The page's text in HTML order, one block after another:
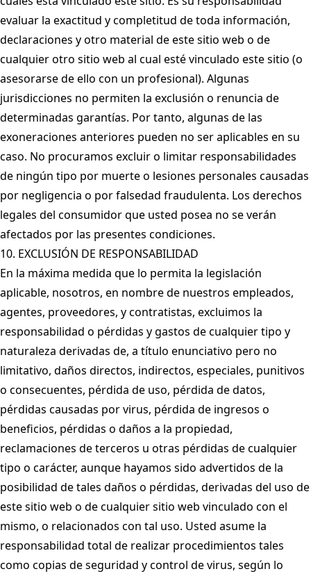
evaluar la exactitud y completitud de toda información,
declaraciones y otro material de este sitio web o de
cualquier otro sitio web al cual esté vinculado este sitio (o
asesorarse de ello con un profesional). Algunas
jurisdicciones no permiten la exclusión o renuncia de
determinadas garantías. Por tanto, algunas de las
exoneraciones anteriores pueden no ser aplicables en su
caso. No procuramos excluir o limitar responsabilidades
de ningún tipo por muerte o lesiones personales causadas
por negligencia o por falsedad fraudulenta. Los derechos
legales del consumidor que usted posea no se verán
afectados por las presentes condiciones.
10. EXCLUSIÓN DE RESPONSABILIDAD
En la máxima medida que lo permita la legislación
aplicable, nosotros, en nombre de nuestros empleados,
agentes, proveedores, y contratistas, excluimos la
responsabilidad o pérdidas y gastos de cualquier tipo y
naturaleza derivadas de, a título enunciativo pero no
limitativo, daños directos, indirectos, especiales, punitivos
o consecuentes, pérdida de uso, pérdida de datos,
pérdidas causadas por virus, pérdida de ingresos o
beneficios, pérdidas o daños a la propiedad,
reclamaciones de terceros u otras pérdidas de cualquier
tipo o carácter, aunque hayamos sido advertidos de la
posibilidad de tales daños o pérdidas, derivadas del uso de
este sitio web o de cualquier sitio web vinculado con el
mismo, o relacionados con tal uso. Usted asume la
responsabilidad total de realizar procedimientos tales
como copias de seguridad y control de virus, según lo